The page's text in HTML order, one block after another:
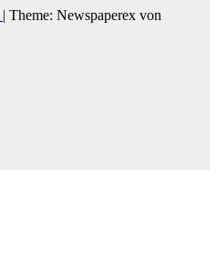
| Theme: Newspaperex von